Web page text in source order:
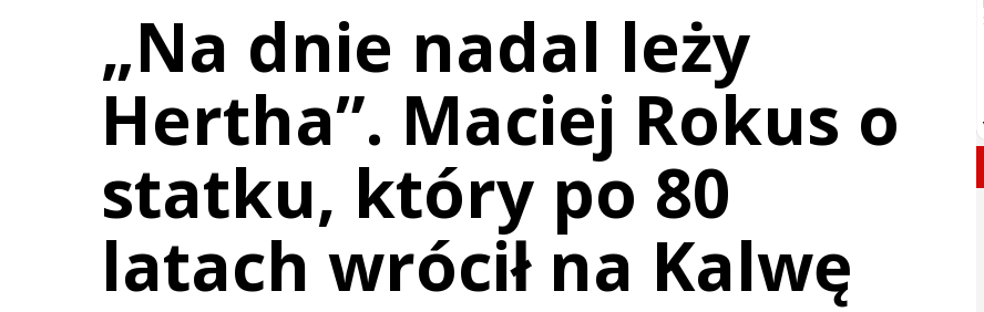
„Na dnie nadal leży
Hertha”. Maciej Rokus o
statku, który po 80
latach wrócił na Kalwę